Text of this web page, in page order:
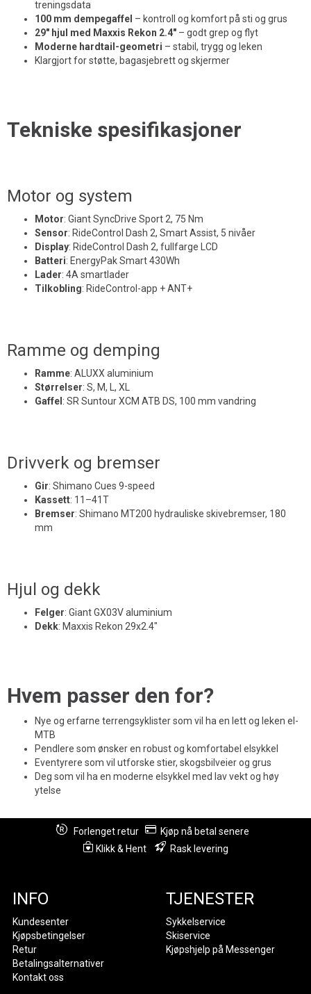
treningsdata
100 mm dempegaffel – kontroll og komfort på sti og grus
29" hjul med Maxxis Rekon 2.4" – godt grep og flyt
Moderne hardtail-geometri – stabil, trygg og leken
Klargjort for støtte, bagasjebrett og skjermer
Tekniske spesifikasjoner
Motor og system
Motor: Giant SyncDrive Sport 2, 75 Nm
Sensor: RideControl Dash 2, Smart Assist, 5 nivåer
Display: RideControl Dash 2, fullfarge LCD
Batteri: EnergyPak Smart 430Wh
Lader: 4A smartlader
Tilkobling: RideControl-app + ANT+
Ramme og demping
Ramme: ALUXX aluminium
Størrelser: S, M, L, XL
Gaffel : SR Suntour XCM ATB DS, 100 mm vandring
Drivverk og bremser
Gir: Shimano Cues 9-speed
Kassett: 11–41T
Bremser: Shimano MT200 hydrauliske skivebremser, 180
mm
Hjul og dekk
Felger: Giant GX03V aluminium
Dekk: Maxxis Rekon 29x2.4"
Hvem passer den for?
Nye og erfarne terrengsyklister som vil ha en lett og leken el-
MTB
Pendlere som ønsker en robust og komfortabel elsykkel
Eventyrere som vil utforske stier, skogsbilveier og grus
Deg som vil ha en moderne elsykkel med lav vekt og høy
ytelse
Forlenget retur
Kjøp nå betal senere
Klikk & Hent
Rask levering
INFO
Kundesenter
Kjøpsbetingelser
Retur
Betalingsalternativer
Kontakt oss
TJENESTER
Sykkelservice
Skiservice
Kjøpshjelp på Messenger